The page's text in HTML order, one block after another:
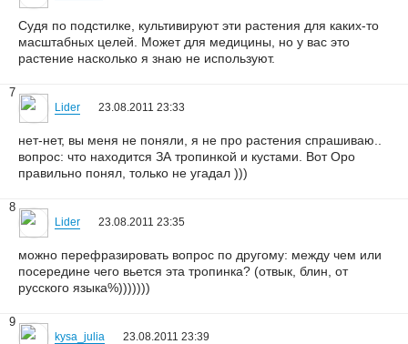
Судя по подстилке, культивируют эти растения для каких-то
масштабных целей. Может для медицины, но у вас это
растение насколько я знаю не используют.
7
Lider 23.08.2011 23:33
нет-нет, вы меня не поняли, я не про растения спрашиваю..
вопрос: что находится ЗА тропинкой и кустами. Вот Оро
правильно понял, только не угадал )))
8
Lider 23.08.2011 23:35
можно перефразировать вопрос по другому: между чем или
посередине чего вьется эта тропинка? (отвык, блин, от
русского языка%)))))))
9
kysa_julia 23.08.2011 23:39